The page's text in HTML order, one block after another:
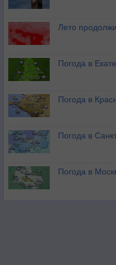
Лето
Погода в
Погода в
Погода в
Погода в